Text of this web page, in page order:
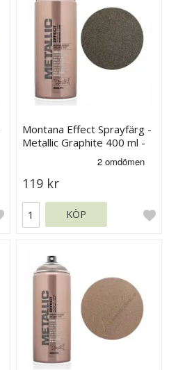
Montana Effect Sprayfärg -
Metallic Graphite 400 ml -
119 kr
KÖP